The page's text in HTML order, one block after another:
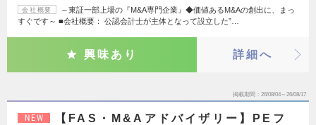
会社概要
～東証一部上場の『M&A専門企業』◆価値あるM&Aの創出に、まっ
すぐです～ ■会社概要： 公認会計士が主体となって設立した”…
興味あり 詳細へ
掲載期間 26/08/04～26/08/17
NEW
【FAS・M&Aアドバイザリー】PEフ